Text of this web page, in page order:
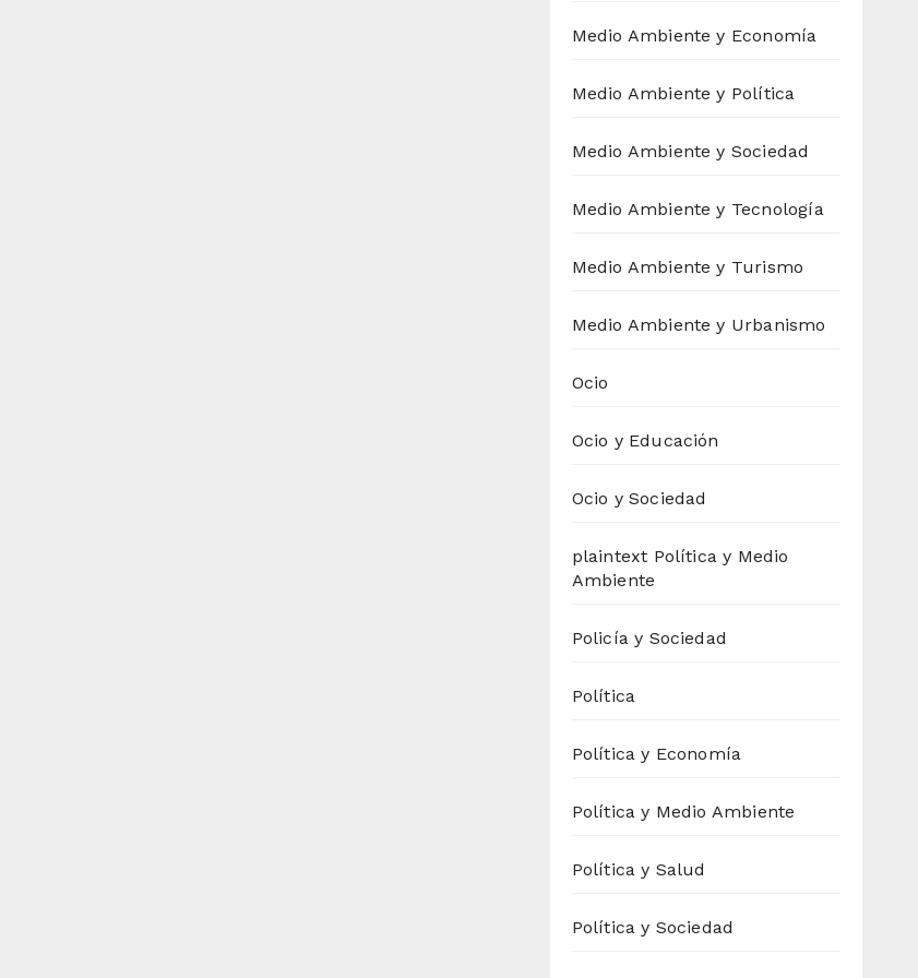
Medio Ambiente y Economía
Medio Ambiente y Política
Medio Ambiente y Sociedad
Medio Ambiente y Tecnología
Medio Ambiente y Turismo
Medio Ambiente y Urbanismo
Ocio
Ocio y Educación
Ocio y Sociedad
plaintext Política y Medio
Ambiente
Policía y Sociedad
Política
Política y Economía
Política y Medio Ambiente
Política y Salud
Política y Sociedad